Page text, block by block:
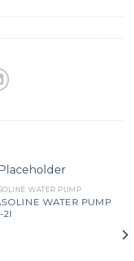
WATER PUMP
WATER PUMP
2I